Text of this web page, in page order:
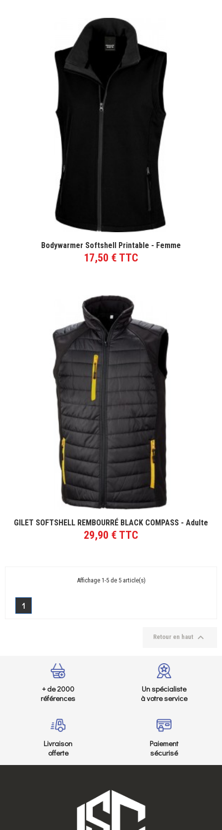
Bodywarmer Softshell Printable - Femme
17,50 € TTC
VOIR LE PRODUIT
GILET SOFTSHELL REMBOURRÉ BLACK COMPASS - Adulte
29,90 € TTC
Affichage 1-5 de 5 article(s)
1
Retour en haut 
+ de 2000
références
Un spécialiste
à votre service
Livraison
offerte
Paiement
sécurisé